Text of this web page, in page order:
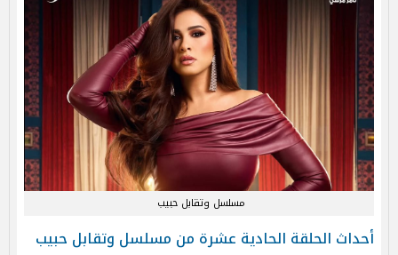
مسلسل وتقابل حبيب
أحداث الحلقة الحادية عشرة من مسلسل وتقابل حبيب